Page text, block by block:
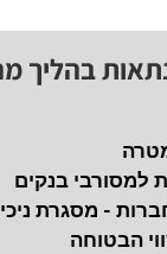
בהליך
למסורבי בנקים
- מסגרת